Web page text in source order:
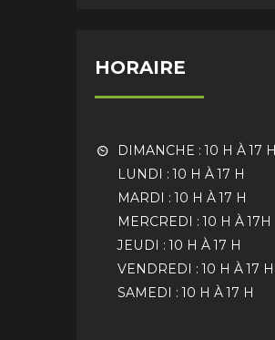
HORAIRE
DIMANCHE : 10 H À 17 H
LUNDI : 10 H À 17 H
MARDI : 10 H À 17 H
MERCREDI : 10 H À 17H
JEUDI : 10 H À 17 H
VENDREDI : 10 H À 17 H
SAMEDI : 10 H À 17 H